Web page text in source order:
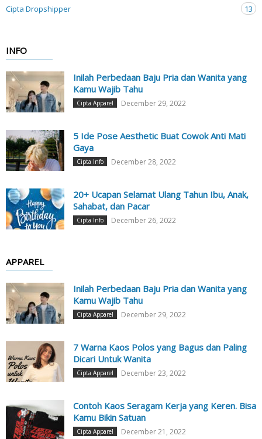
Cipta Dropshipper
13
INFO
Inilah Perbedaan Baju Pria dan Wanita yang
Kamu Wajib Tahu
Cipta Apparel December 29, 2022
5 Ide Pose Aesthetic Buat Cowok Anti Mati
Gaya
Cipta Info December 28, 2022
20+ Ucapan Selamat Ulang Tahun Ibu, Anak,
Sahabat, dan Pacar
Cipta Info December 26, 2022
APPAREL
Inilah Perbedaan Baju Pria dan Wanita yang
Kamu Wajib Tahu
Cipta Apparel December 29, 2022
7 Warna Kaos Polos yang Bagus dan Paling
Dicari Untuk Wanita
Cipta Apparel December 23, 2022
Contoh Kaos Seragam Kerja yang Keren. Bisa
Kamu Bikin Satuan
Cipta Apparel December 21, 2022